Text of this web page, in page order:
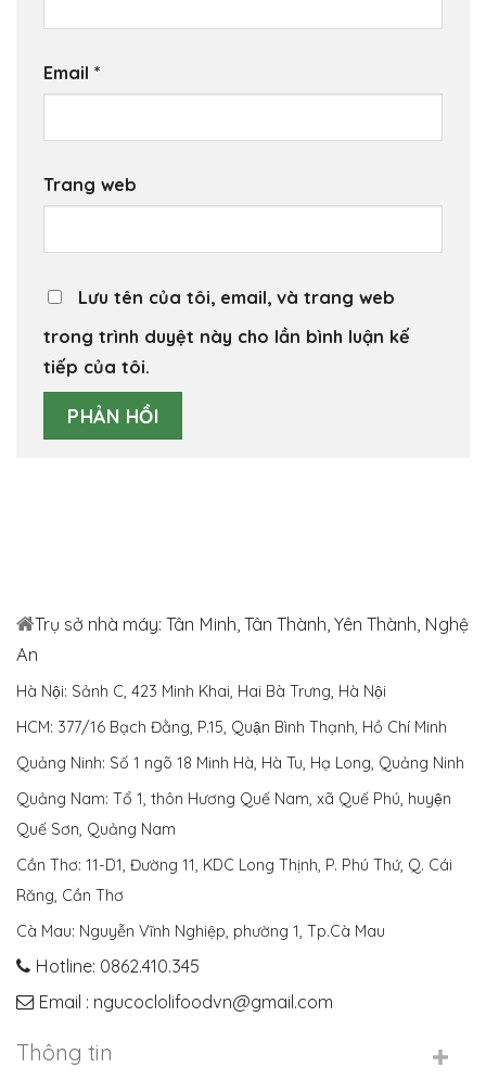
Email *
Trang web
Lưu tên của tôi, email, và trang web
trong trình duyệt này cho lần bình luận kế
tiếp của tôi.
Trụ sở nhà máy: Tân Minh, Tân Thành, Yên Thành, Nghệ
An
Hà Nội: Sảnh C, 423 Minh Khai, Hai Bà Trưng, Hà Nội
HCM: 377/16 Bạch Đằng, P.15, Quận Bình Thạnh, Hồ Chí Minh
Quảng Ninh: Số 1 ngõ 18 Minh Hà, Hà Tu, Hạ Long, Quảng Ninh
Quảng Nam: Tổ 1, thôn Hương Quế Nam, xã Quế Phú, huyện
Quế Sơn, Quảng Nam
Cần Thơ: 11-D1, Đường 11, KDC Long Thịnh, P. Phú Thứ, Q. Cái
Răng, Cần Thơ
Cà Mau: Nguyễn Vĩnh Nghiệp, phường 1, Tp.Cà Mau
Hotline: 0862.410.345
Email : ngucoclolifoodvn@gmail.com
Thông tin